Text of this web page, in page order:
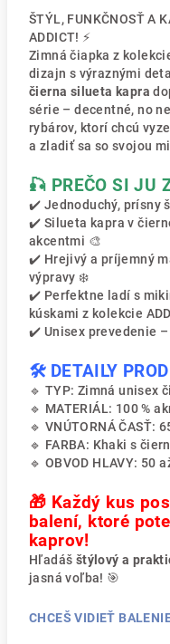
ŠTÝL, FUNKČNOSŤ A
ADDICT! ⚡
Zimná čiapka z
dizajn s výraznými
čierna silueta kapra
série – decentné, no
rybárov, ktorí chcú
a zladiť sa so svojou
🎣 PREČO SI JU
✔️ Jednoduchý, prísny
✔️ Silueta kapra v
akcentmi 🎨
✔️ Hrejivý a príjemný
výpravy ❄️
✔️ Perfektne ladí s
kúskami z kolekcie
✔️ Unisex prevedenie –
🛠️ DETAILY
🔹 TYP: Zimná unisex
🔹 MATERIÁL: 100 %
🔹 VNÚTORNÁ ČASŤ:
🔹 FARBA: Khaki s
🔹 OBVOD HLAVY: 50
🎁 Každý kus
balení, ktoré
kaprov!
Hľadáš štýlový a
jasná voľba! 🎯
CHCEŠ VIDIEŤ